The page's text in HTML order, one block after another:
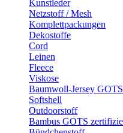
Kunstleder
Netzstoff / Mesh
Komplettpackungen
Dekostoffe
Cord
Leinen
Fleece
Viskose
Baumwoll-Jersey
Softshell
Outdoorstoff
Bambus GOTS